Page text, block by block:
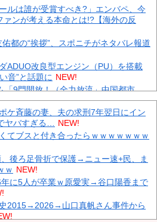
ルは誰が受賞すべき?」エンバペ、今
ンが考える本命とは!?【海外の反
都の“挨拶”、スポニチがネタバレ報道
ADUO改良型エンジン（PU）を搭載
音”と話題に NEW!
「9門開放！（全力放流」中国都市
政府「高速道路封鎖！」中国ダム「緊
崩れ発生」→
NEW!
「国を維持できるの？」外国人の永
国人の本音は？ NEW!
電車と衝突 乗っていた男女3人は車を
レビ離れ」が始まった
して話が変わってくる「従業員の避難
社内規定に抵触していた疑い
ケ斉藤の妻、夫の求刑7年翌日にイン
ヤバすぎる… NEW!
てブスと付き合ったらｗｗｗｗｗｗｗ
、後ろ足骨折で保護→ニュー速+民、ま
ｗ NEW!
年に5人が卒業ｗ原愛実→谷口陽香まで
史2015→2026→山口真帆さん事件から